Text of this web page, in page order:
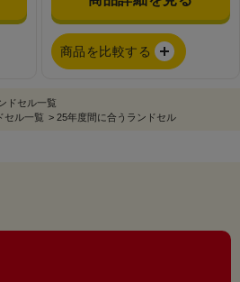
商品を比較する
ドセル一覧
セル一覧 > 25年度間に合うランドセル